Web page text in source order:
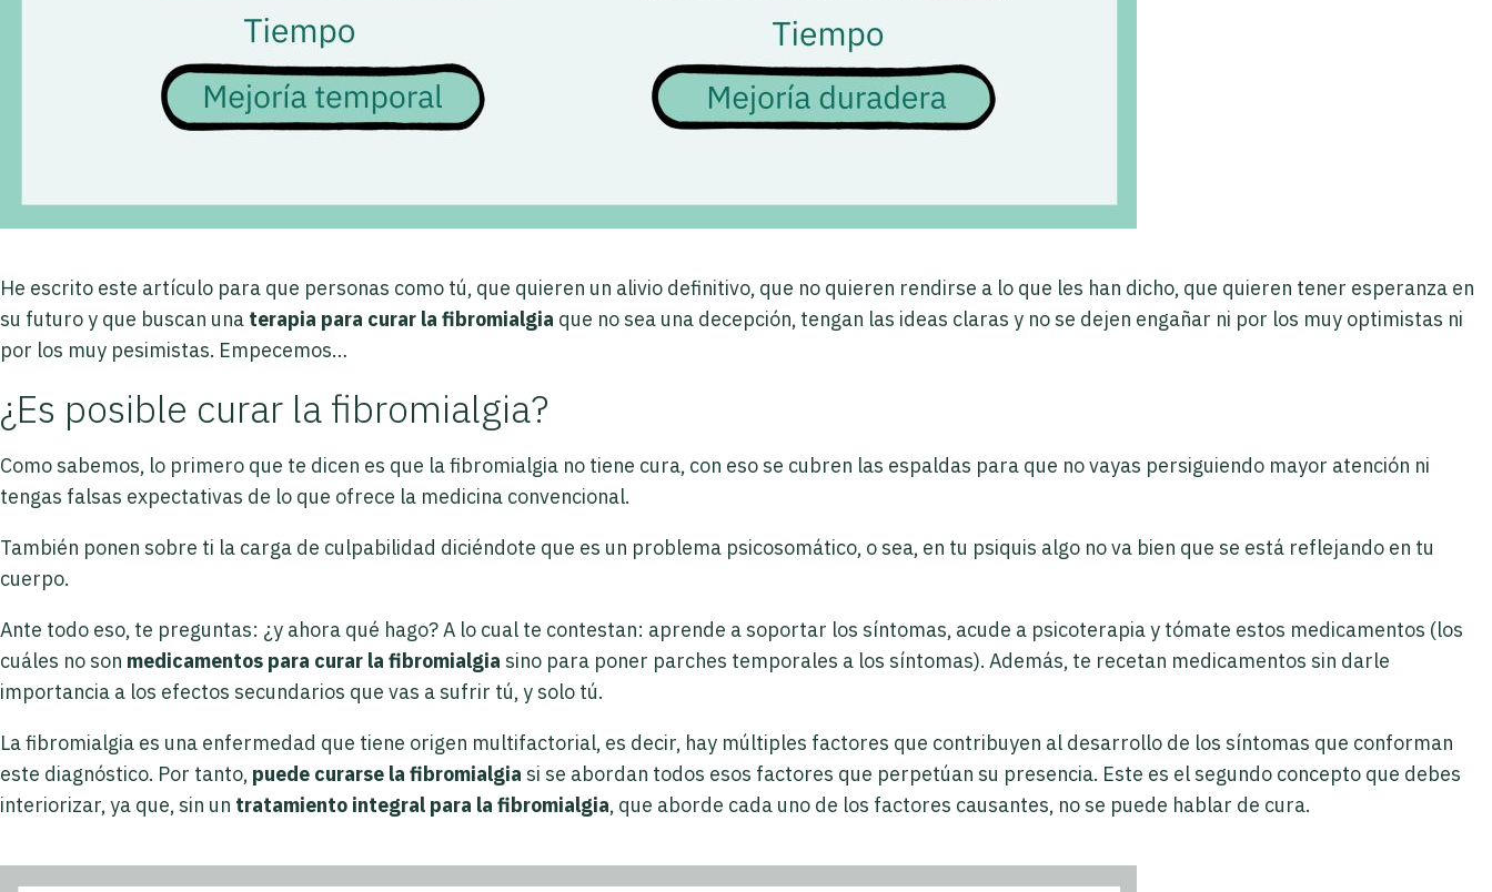
He escrito este artículo para que personas como tú, que quieren un alivio definitivo, que no quieren rendirse a lo que les han dicho, que quieren tener esperanza en
su futuro y que buscan una terapia para curar la fibromialgia que no sea una decepción, tengan las ideas claras y no se dejen engañar ni por los muy optimistas ni
por los muy pesimistas. Empecemos…
¿Es posible curar la fibromialgia?
Como sabemos, lo primero que te dicen es que la fibromialgia no tiene cura, con eso se cubren las espaldas para que no vayas persiguiendo mayor atención ni
tengas falsas expectativas de lo que ofrece la medicina convencional.
También ponen sobre ti la carga de culpabilidad diciéndote que es un problema psicosomático, o sea, en tu psiquis algo no va bien que se está reflejando en tu
cuerpo.
Ante todo eso, te preguntas: ¿y ahora qué hago? A lo cual te contestan: aprende a soportar los síntomas, acude a psicoterapia y tómate estos medicamentos (los
cuáles no son medicamentos para curar la fibromialgia sino para poner parches temporales a los síntomas). Además, te recetan medicamentos sin darle
importancia a los efectos secundarios que vas a sufrir tú, y solo tú.
La fibromialgia es una enfermedad que tiene origen multifactorial, es decir, hay múltiples factores que contribuyen al desarrollo de los síntomas que conforman
este diagnóstico. Por tanto, puede curarse la fibromialgia si se abordan todos esos factores que perpetúan su presencia. Este es el segundo concepto que debes
interiorizar, ya que, sin un tratamiento integral para la fibromialgia, que aborde cada uno de los factores causantes, no se puede hablar de cura.